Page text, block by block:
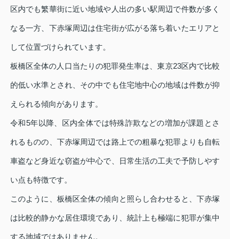
区内でも繁華街に近い地域や人出の多い駅周辺で件数が多く
なる一方、下赤塚周辺は住宅街が広がる落ち着いたエリアと
して位置づけられています。
板橋区全体の人口当たりの犯罪発生率は、東京23区内で比較
的低い水準とされ、その中でも住宅地中心の地域は件数が抑
えられる傾向があります。
令和5年以降、区内全体では特殊詐欺などの増加が課題とさ
れるものの、下赤塚周辺では路上での粗暴な犯罪よりも自転
車盗など身近な窃盗が中心で、日常生活の工夫で予防しやす
い点も特徴です。
このように、板橋区全体の傾向と照らし合わせると、下赤塚
は比較的静かな居住環境であり、統計上も極端に犯罪が集中
する地域ではありません。